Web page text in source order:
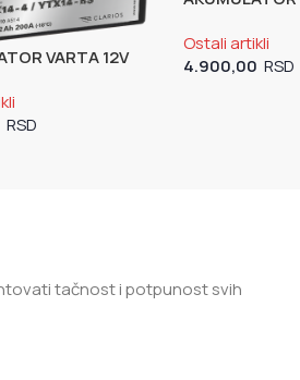
VARTA 12V
Ostali artikli
4.900,00
tačnost i potpunost svih